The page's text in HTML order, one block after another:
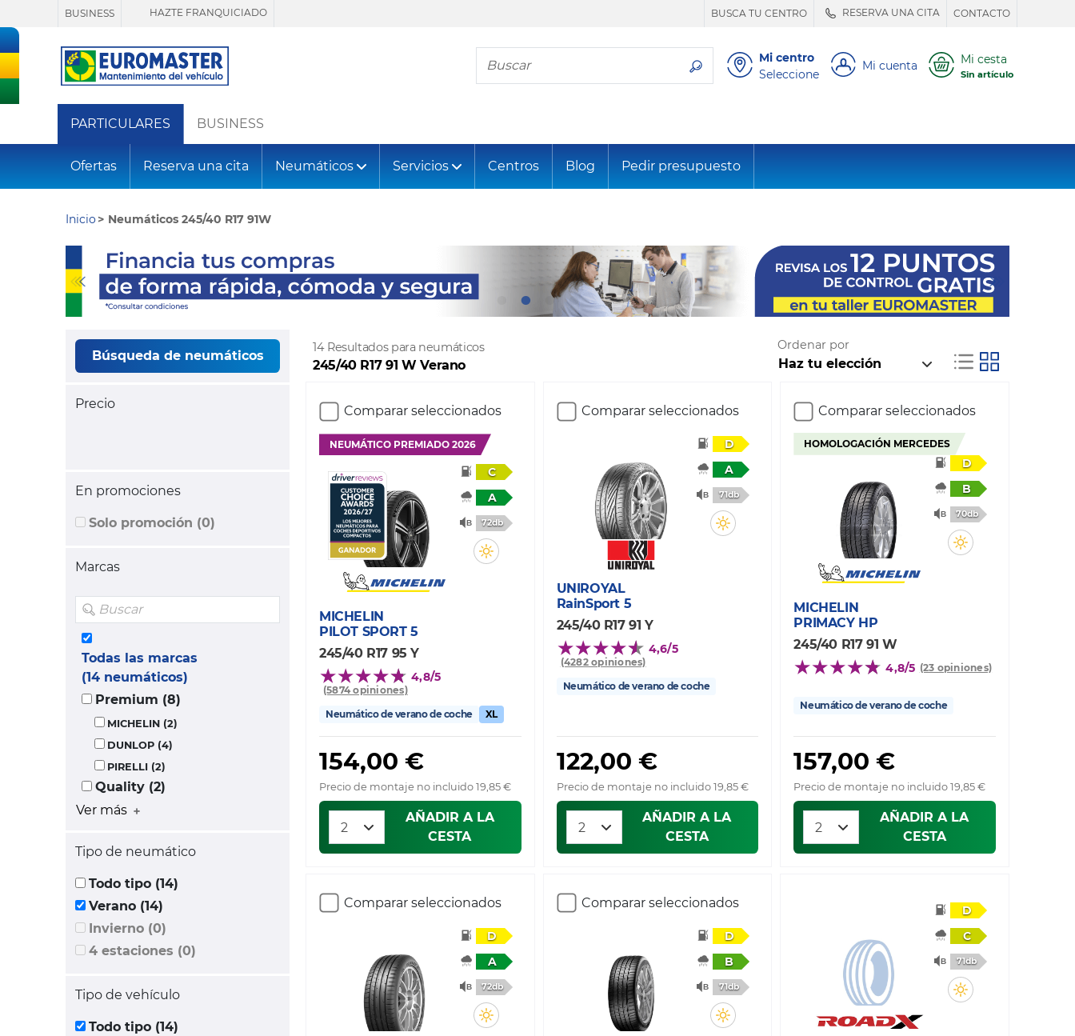
BUSINESS HAZTE FRANQUICIADO BUSCA TU CENTRO RESERVA UNA CITA CONTACTO
Busca tu neumático
Mi centro
Seleccione
Mi cuenta Mi cesta
Sin artículo
PARTICULARES BUSINESS
Ofertas Reserva una cita Neumáticos Servicios Centros Blog Pedir presupuesto
Inicio Neumáticos 245/40 R17 91W
Búsqueda de neumáticos
Precio
En promociones
Solo promoción (0)
Marcas
Todas las marcas
(14 neumáticos)
Premium (8)
MICHELIN (2)
DUNLOP (4)
PIRELLI (2)
Quality (2)
Ver más
Tipo de neumático
Todo tipo (14)
Verano (14)
Invierno (0)
4 estaciones (0)
Tipo de vehículo
Todo tipo (14)
14 Resultados para neumáticos
245/40 R17 91 W Verano
Ordenar por
Comparar seleccionados
NEUMÁTICO PREMIADO 2026
C
A
72db
MICHELIN
PILOT SPORT 5
245/40 R17 95 Y
4,8/5
(5874 opiniones)
Neumático de verano de coche
XL
154,00 €
Precio de montaje no incluido 19,85 €
AÑADIR A LA
CESTA
Comparar seleccionados
D
A
71db
UNIROYAL
RainSport 5
245/40 R17 91 Y
4,6/5
(4282 opiniones)
Neumático de verano de coche
122,00 €
Precio de montaje no incluido 19,85 €
AÑADIR A LA
CESTA
Comparar seleccionados
HOMOLOGACIÓN MERCEDES
D
B
70db
MICHELIN
PRIMACY HP
245/40 R17 91 W
4,8/5 (23 opiniones)
Neumático de verano de coche
157,00 €
Precio de montaje no incluido 19,85 €
AÑADIR A LA
CESTA
Comparar seleccionados
D
A
72db
Comparar seleccionados
D
B
71db
D
C
71db